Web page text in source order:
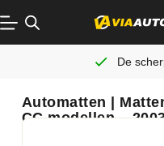
De
Automatten |
CC modellen –